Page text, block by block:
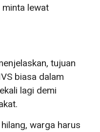
minta lewat
tujuan
biasa dalam
lagi demi
warga harus